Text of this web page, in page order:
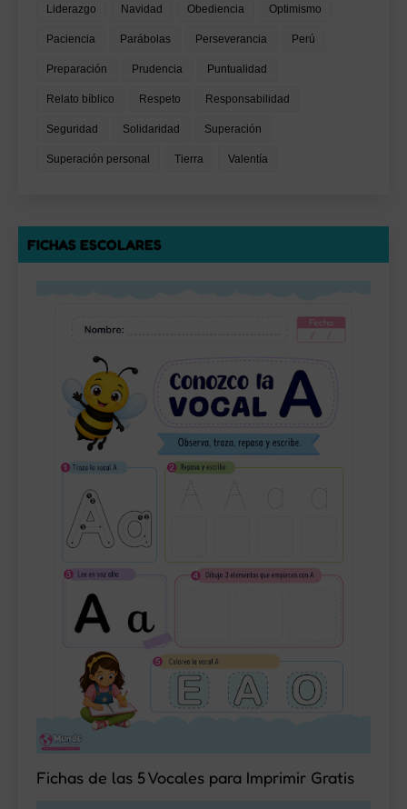
Liderazgo Navidad Obediencia Optimismo
Paciencia Parábolas Perseverancia Perú
Preparación Prudencia Puntualidad
Relato bíblico Respeto Responsabilidad
Seguridad Solidaridad Superación
Superación personal Tierra Valentía
FICHAS ESCOLARES
Fichas de las 5 Vocales para Imprimir Gratis